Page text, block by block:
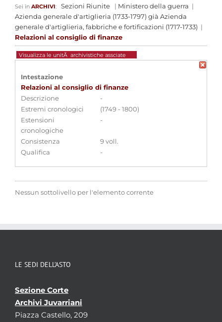
Sei in ARCHIVI: Sezioni Riunite | Ministero della guerra |
Azienda generale d'artiglieria (1733-1797) già Azienda
generale d'artiglieria, fabbriche e fortificazioni (1717-1733) |
Relazioni al consiglio di finanze
Visualizza le unitÃ archivistiche assciate
Intestazione
Relazioni al consiglio di finanze
Descrizione
-
Estremi cronologici
(1749 - 1800)
Estensioni
cronologiche
-
Consistenza
9 voll.
Qualifica
-
Nessun sottolivello per l'elemento corrente
LE SEDI DELL’ASTO
Sezione Corte
Archivi Juvarriani
Piazza Castello, 209